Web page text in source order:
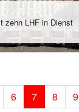
zehn LHF in Dienst
6 7 8 9